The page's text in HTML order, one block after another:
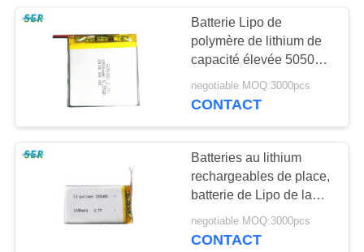
NOUVELLES
DEMANDEZ
UNE
CITATION
batterie au lithium
9v
6
Batterie Lipo de
polymère de lithium de
capacité élevée 505050
3.7V rechargeables
avec le conseil de
negotiable MOQ:3000pcs
CONTACT
Batteries au lithium
rechargeables de place,
batterie de Lipo de la
capacité 385068
élevée pour la lumière
negotiable MOQ:3000pcs
CONTACT